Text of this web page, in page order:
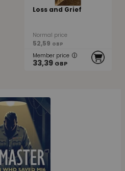
Loss and Grief
Normal price
52,59 GBP
Member price
33,39 GBP